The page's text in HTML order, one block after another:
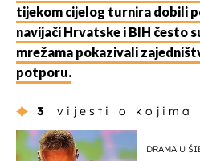
tijekom cijelog turnira dobili
navijači Hrvatske i BIH često
mrežama pokazivali
potporu.
3 vijesti o kojima
DRAMA U